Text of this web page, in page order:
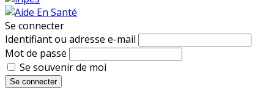
Se connecter
Identifiant ou adresse e-mail
Mot de passe
Se souvenir de moi
Se connecter